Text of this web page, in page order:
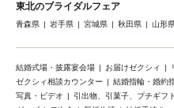
東北のブライダルフェア
青森県 岩手県 宮城県 秋田県 山形
結婚式場・披露宴会場 お届けゼクシィ
ゼクシィ相談カウンター
結婚指輪・婚約
写真・ビデオ
引出物、引菓子、プチギフト